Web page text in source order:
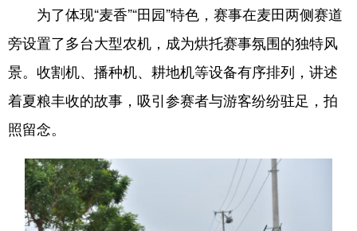
为了体现“麦香”“田园”特色，赛事在麦田两侧赛道
旁设置了多台大型农机，成为烘托赛事氛围的独特风
景。收割机、播种机、耕地机等设备有序排列，讲述
着夏粮丰收的故事，吸引参赛者与游客纷纷驻足，拍
照留念。